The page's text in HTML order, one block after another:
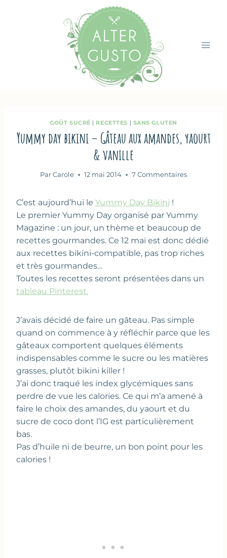
GOÛT SUCRÉ | RECETTES | SANS GLUTEN
Yummy day bikini – Gâteau aux amandes, yaourt
& vanille
Par Carole 12 mai 2014 7 Commentaires
C’est aujourd’hui le Yummy Day Bikini !
Le premier Yummy Day organisé par Yummy
Magazine : un jour, un thème et beaucoup de
recettes gourmandes. Ce 12 mai est donc dédié
aux recettes bikini-compatible, pas trop riches
et très gourmandes…
Toutes les recettes seront présentées dans un
tableau Pinterest.
J’avais décidé de faire un gâteau. Pas simple
quand on commence à y réfléchir parce que les
gâteaux comportent quelques éléments
indispensables comme le sucre ou les matières
grasses, plutôt bikini killer !
J’ai donc traqué les index glycémiques sans
perdre de vue les calories. Ce qui m’a amené à
faire le choix des amandes, du yaourt et du
sucre de coco dont l’IG est particulièrement
bas.
Pas d’huile ni de beurre, un bon point pour les
calories !